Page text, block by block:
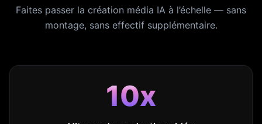
Faites passer la création média IA à l’échelle — sans
montage, sans effectif supplémentaire.
10x